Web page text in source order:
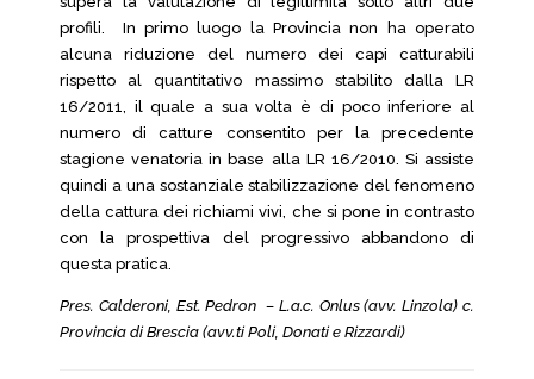
profili. In primo luogo la Provincia non ha operato
alcuna riduzione del numero dei capi catturabili
rispetto al quantitativo massimo stabilito dalla LR
16/2011, il quale a sua volta è di poco inferiore al
numero di catture consentito per la precedente
stagione venatoria in base alla LR 16/2010. Si assiste
quindi a una sostanziale stabilizzazione del fenomeno
della cattura dei richiami vivi, che si pone in contrasto
con la prospettiva del progressivo abbandono di
questa pratica.
Pres. Calderoni, Est. Pedron – L.a.c. Onlus (avv. Linzola) c.
Provincia di Brescia (avv.ti Poli, Donati e Rizzardi)